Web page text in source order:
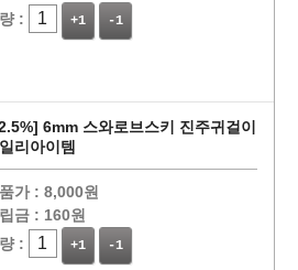
:
+1 -1
6mm 스와로브스키 진주귀걸이
리아이템
가 : 8,000원
금 : 160원
:
+1 -1